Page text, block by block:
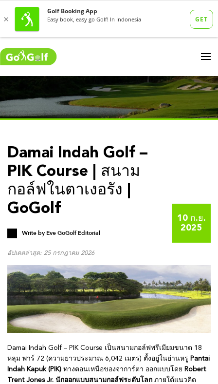
Damai Indah Golf –
PIK Course | สนาม
กอล์ฟในตาเงอรัง |
GoGolf
10 ก.ย.
2025
Write by Eve GoGolf Editorial
อัปเดตล่าสุด: 25 กรกฎาคม 2026
Damai Indah Golf – PIK Course เป็นสนามกอล์ฟพรีเมียมขนาด 18
หลุม พาร์ 72 (ความยาวประมาณ 6,042 เมตร) ตั้งอยู่ในย่านหรู Pantai
Indah Kapuk (PIK) ทางตอนเหนือของจาการ์ตา ออกแบบโดย Robert
Trent Jones Jr. นักออกแบบสนามกอล์ฟระดับโลก ภายใต้แนวคิด